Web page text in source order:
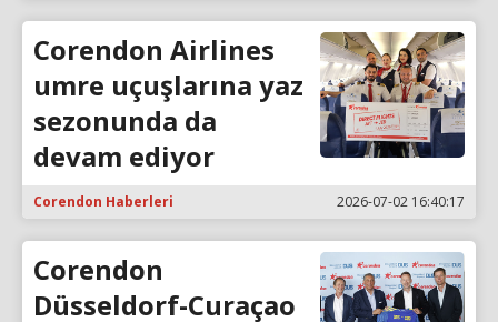
Corendon Airlines
umre uçuşlarına yaz
sezonunda da
devam ediyor
Corendon Haberleri 2026-07-02 16:40:17
Corendon
Düsseldorf-Curaçao